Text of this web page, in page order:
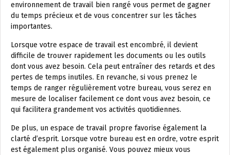
environnement de travail bien rangé vous permet de gagner
du temps précieux et de vous concentrer sur les tâches
importantes.
Lorsque votre espace de travail est encombré, il devient
difficile de trouver rapidement les documents ou les outils
dont vous avez besoin. Cela peut entraîner des retards et des
pertes de temps inutiles. En revanche, si vous prenez le
temps de ranger régulièrement votre bureau, vous serez en
mesure de localiser facilement ce dont vous avez besoin, ce
qui facilitera grandement vos activités quotidiennes.
De plus, un espace de travail propre favorise également la
clarté d’esprit. Lorsque votre bureau est en ordre, votre esprit
est également plus organisé. Vous pouvez mieux vous